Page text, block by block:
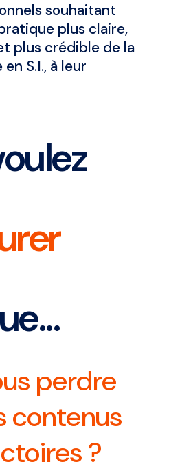
souhaitant
plus claire,
plus crédible de la
S.I., à leur
perdre
contenus
?